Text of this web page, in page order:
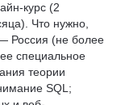
курс (2
Что нужно,
Россия (не более
специальное
теории
SQL;